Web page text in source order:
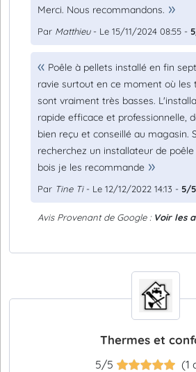
Merci. Nous recommandons.
Par Matthieu- Le 15/11/2024 08:55 -
Poêle à pellets installé en fin
ravie surtout en ce moment où les
sont vraiment très basses.
rapide efficace et professionnelle,
bien reçu et conseillé au magasin.
recherchez un installateur de
bois je les recommande
Par Tine Ti- Le 12/12/2022 14:13 - 5/5
Avis Provenant de Google : Voir les
Thermes et
5/5 (1